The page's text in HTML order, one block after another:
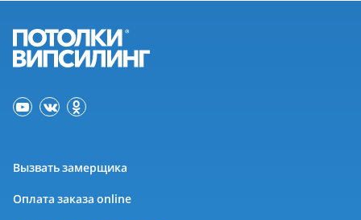
Вызвать замерщика
Оплата заказа online